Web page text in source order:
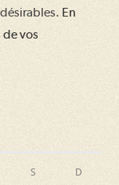
En
de vos
S D